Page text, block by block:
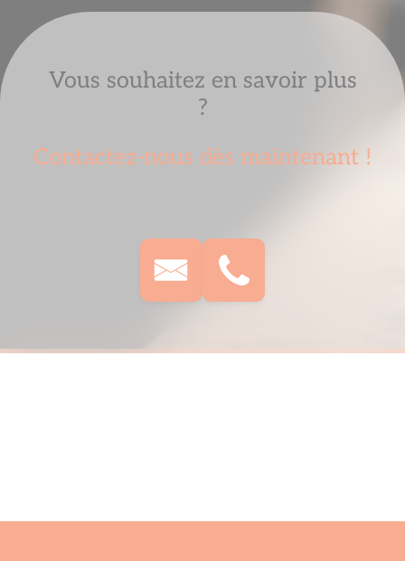
Vous souhaitez en savoir plus
?
Contactez-nous dès maintenant !